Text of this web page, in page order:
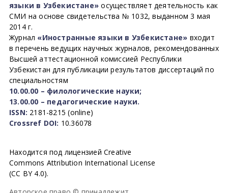
языки в Узбекистане» осуществляет деятельность как
СМИ на основе свидетельства № 1032, выданном 3 мая
2014 г.
Журнал «Иностранные языки в Узбекистане» входит
в перечень ведущих научных журналов, рекомендованных
Высшей аттестационной комиссией Республики
Узбекистан для публикации результатов диссертаций по
специальностям
10.00.00 – филологические науки;
13.00.00 – педагогические науки.
ISSN: 2181-8215 (online)
Crossref DOI: 10.36078
Находится под лицензией Creative
Commons Attribution International License
(CC BY 4.0).